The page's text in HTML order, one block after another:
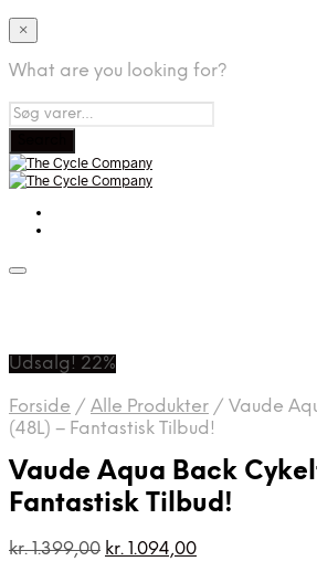
×
What are you looking for?
Udsalg! 22%
Forside / Alle Produkter / Vaude
(48L) – Fantastisk Tilbud!
Vaude Aqua Back
Fantastisk Tilbud!
kr.1.399,00 Den
kr. 1.094,00Den